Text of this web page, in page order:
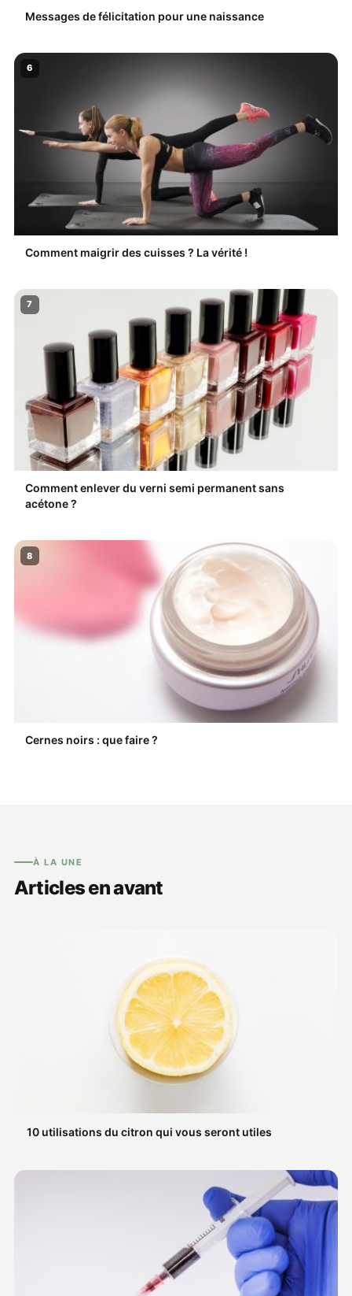
Messages de félicitation pour une naissance
6
Comment maigrir des cuisses ? La vérité !
7
Comment enlever du verni semi permanent sans
acétone ?
8
Cernes noirs : que faire ?
À LA UNE
Articles en avant
10 utilisations du citron qui vous seront utiles